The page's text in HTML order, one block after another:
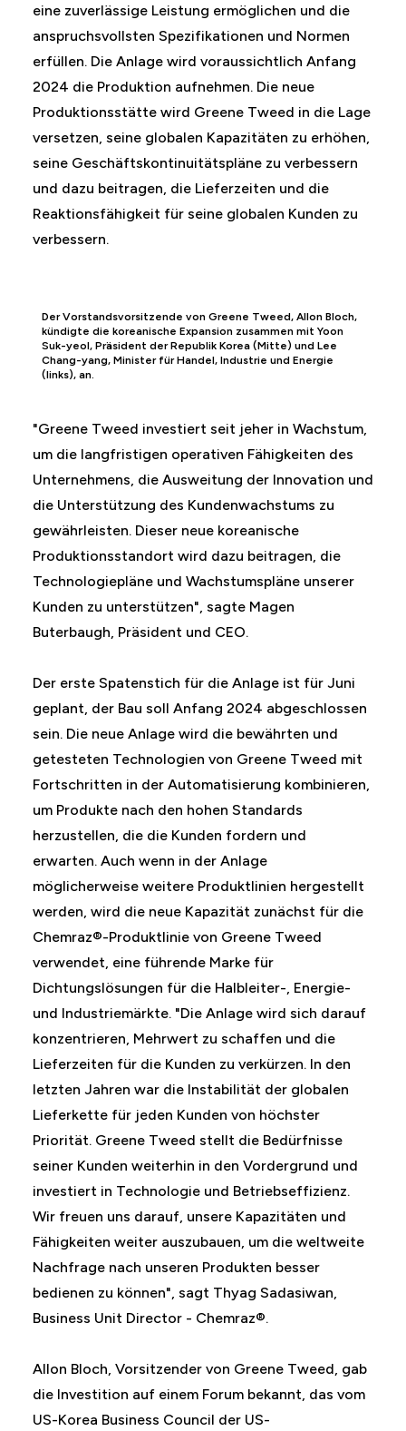
eine zuverlässige Leistung ermöglichen und die
anspruchsvollsten Spezifikationen und Normen
erfüllen. Die Anlage wird voraussichtlich Anfang
2024 die Produktion aufnehmen. Die neue
Produktionsstätte wird Greene Tweed in die Lage
versetzen, seine globalen Kapazitäten zu erhöhen,
seine Geschäftskontinuitätspläne zu verbessern
und dazu beitragen, die Lieferzeiten und die
Reaktionsfähigkeit für seine globalen Kunden zu
verbessern.
Der Vorstandsvorsitzende von Greene Tweed, Allon Bloch,
kündigte die koreanische Expansion zusammen mit Yoon
Suk-yeol, Präsident der Republik Korea (Mitte) und Lee
Chang-yang, Minister für Handel, Industrie und Energie
(links), an.
"Greene Tweed investiert seit jeher in Wachstum,
um die langfristigen operativen Fähigkeiten des
Unternehmens, die Ausweitung der Innovation und
die Unterstützung des Kundenwachstums zu
gewährleisten. Dieser neue koreanische
Produktionsstandort wird dazu beitragen, die
Technologiepläne und Wachstumspläne unserer
Kunden zu unterstützen", sagte Magen
Buterbaugh, Präsident und CEO.
Der erste Spatenstich für die Anlage ist für Juni
geplant, der Bau soll Anfang 2024 abgeschlossen
sein. Die neue Anlage wird die bewährten und
getesteten Technologien von Greene Tweed mit
Fortschritten in der Automatisierung kombinieren,
um Produkte nach den hohen Standards
herzustellen, die die Kunden fordern und
erwarten. Auch wenn in der Anlage
möglicherweise weitere Produktlinien hergestellt
werden, wird die neue Kapazität zunächst für die
Chemraz®-Produktlinie von Greene Tweed
verwendet, eine führende Marke für
Dichtungslösungen für die Halbleiter-, Energie-
und Industriemärkte. "Die Anlage wird sich darauf
konzentrieren, Mehrwert zu schaffen und die
Lieferzeiten für die Kunden zu verkürzen. In den
letzten Jahren war die Instabilität der globalen
Lieferkette für jeden Kunden von höchster
Priorität. Greene Tweed stellt die Bedürfnisse
seiner Kunden weiterhin in den Vordergrund und
investiert in Technologie und Betriebseffizienz.
Wir freuen uns darauf, unsere Kapazitäten und
Fähigkeiten weiter auszubauen, um die weltweite
Nachfrage nach unseren Produkten besser
bedienen zu können", sagt Thyag Sadasiwan,
Business Unit Director - Chemraz®.
Allon Bloch, Vorsitzender von Greene Tweed, gab
die Investition auf einem Forum bekannt, das vom
US-Korea Business Council der US-